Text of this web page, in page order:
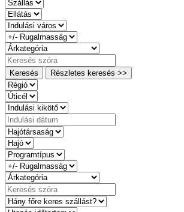
Keresés Részletes keresés >>